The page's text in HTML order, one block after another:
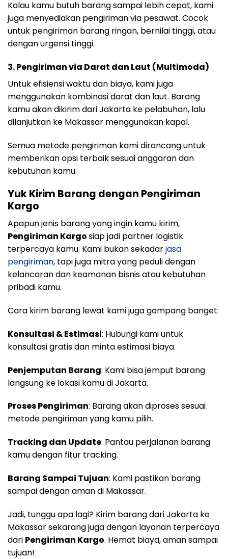
Kalau kamu butuh barang sampai lebih cepat, kami
juga menyediakan pengiriman via pesawat. Cocok
untuk pengiriman barang ringan, bernilai tinggi, atau
dengan urgensi tinggi.
3. Pengiriman via Darat dan Laut (Multimoda)
Untuk efisiensi waktu dan biaya, kami juga
menggunakan kombinasi darat dan laut. Barang
kamu akan dikirim dari Jakarta ke pelabuhan, lalu
dilanjutkan ke Makassar menggunakan kapal.
Semua metode pengiriman kami dirancang untuk
memberikan opsi terbaik sesuai anggaran dan
kebutuhan kamu.
Yuk Kirim Barang dengan Pengiriman
Kargo
Apapun jenis barang yang ingin kamu kirim,
Pengiriman Kargosiap jadi partner logistik
terpercaya kamu. Kami bukan sekadarjasa
pengiriman, tapi juga mitra yang peduli dengan
kelancaran dan keamanan bisnis atau kebutuhan
pribadi kamu.
Cara kirim barang lewat kami juga gampang banget:
Konsultasi & Estimasi: Hubungi kami untuk
konsultasi gratis dan minta estimasi biaya.
Penjemputan Barang: Kami bisa jemput barang
langsung ke lokasi kamu di Jakarta.
Proses Pengiriman: Barang akan diproses sesuai
metode pengiriman yang kamu pilih.
Tracking dan Update: Pantau perjalanan barang
kamu dengan fitur tracking.
Barang Sampai Tujuan: Kami pastikan barang
sampai dengan aman di Makassar.
Jadi, tunggu apa lagi? Kirim barang dari Jakarta ke
Makassar sekarang juga dengan layanan terpercaya
dari Pengiriman Kargo. Hemat biaya, aman sampai
tujuan!